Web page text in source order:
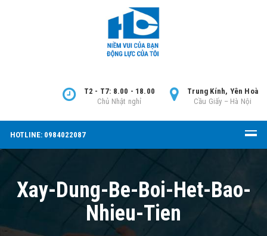
Trung Kính, Yên Hoà
Cầu Giấy – Hà Nội
T2 - T7: 8.00 - 18.00
Chủ Nhật nghỉ
HOTLINE: 0984022087
Xay-Dung-Be-Boi-Het-Bao-
Nhieu-Tien